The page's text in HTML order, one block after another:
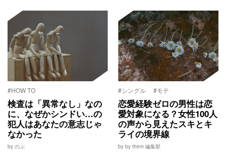
#HOW TO
検査は「異常なし」なの
に、なぜかシンドい…の
犯人はあなたの意志じゃ
なかった
by のぶ
#シングル #モテ
恋愛経験ゼロの男性は恋
愛対象になる？女性100人
の声から見えたスキとキ
ライの境界線
by by them 編集部